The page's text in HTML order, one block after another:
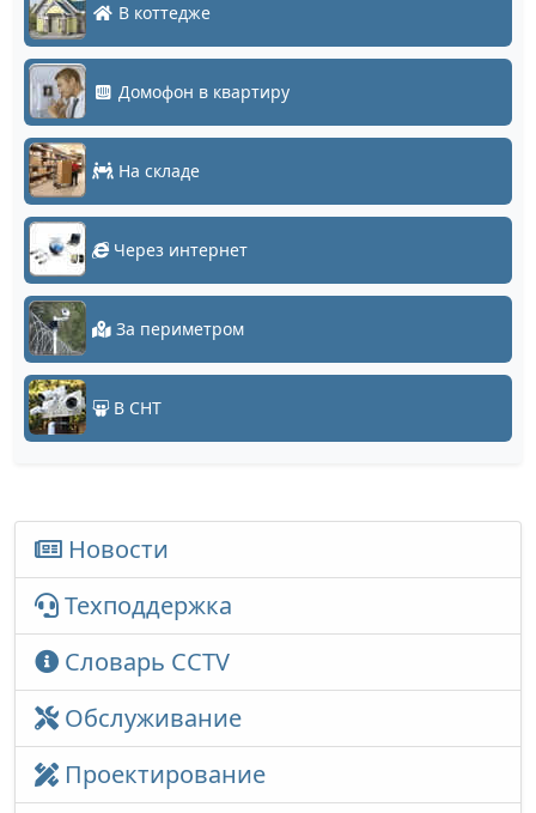
В коттедже
Домофон в квартиру
На складе
Через интернет
За периметром
В СНТ
Новости
Техподдержка
Словарь CCTV
Обслуживание
Проектирование